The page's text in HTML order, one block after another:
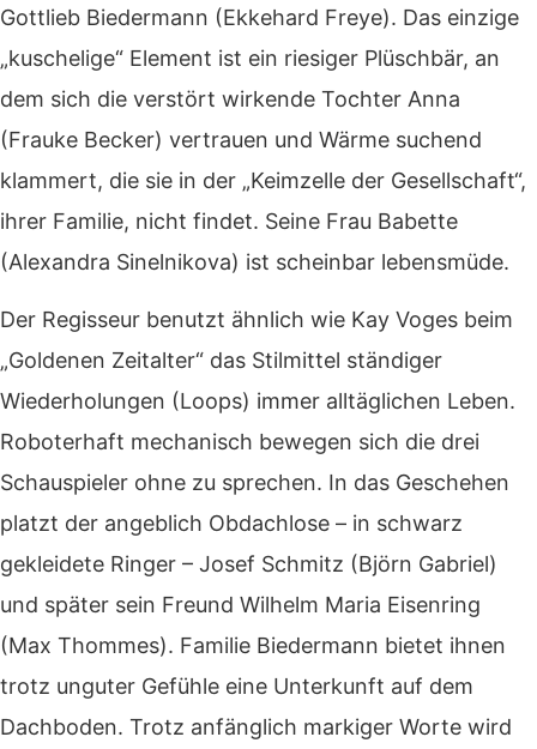
Gottlieb Biedermann (Ekkehard Freye). Das einzige
„kuschelige“ Element ist ein riesiger Plüschbär, an
dem sich die verstört wirkende Tochter Anna
(Frauke Becker) vertrauen und Wärme suchend
klammert, die sie in der „Keimzelle der Gesellschaft“,
ihrer Familie, nicht findet. Seine Frau Babette
(Alexandra Sinelnikova) ist scheinbar lebensmüde.
Der Regisseur benutzt ähnlich wie Kay Voges beim
„Goldenen Zeitalter“ das Stilmittel ständiger
Wiederholungen (Loops) immer alltäglichen Leben.
Roboterhaft mechanisch bewegen sich die drei
Schauspieler ohne zu sprechen. In das Geschehen
platzt der angeblich Obdachlose – in schwarz
gekleidete Ringer – Josef Schmitz (Björn Gabriel)
und später sein Freund Wilhelm Maria Eisenring
(Max Thommes). Familie Biedermann bietet ihnen
trotz unguter Gefühle eine Unterkunft auf dem
Dachboden. Trotz anfänglich markiger Worte wird